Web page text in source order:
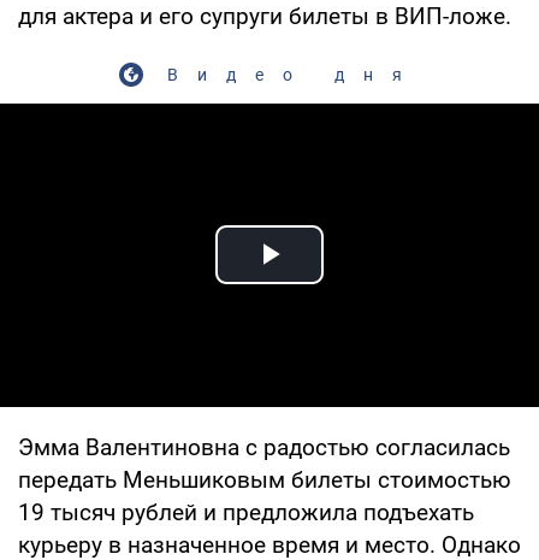
для актера и его супруги билеты в ВИП-ложе.
Видео дня
Play Video
Эмма Валентиновна с радостью согласилась
передать Меньшиковым билеты стоимостью
19 тысяч рублей и предложила подъехать
курьеру в назначенное время и место. Однако